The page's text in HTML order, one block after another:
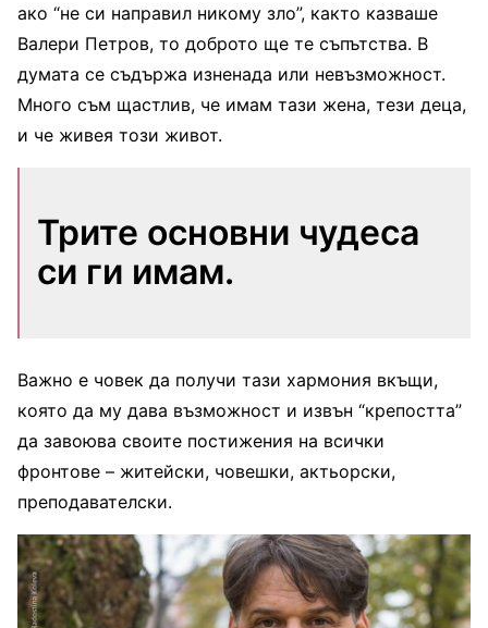
ако “не си направил никому зло”, както казваше
Валери Петров, то доброто ще те съпътства. В
думата се съдържа изненада или невъзможност.
Много съм щастлив, че имам тази жена, тези деца,
и че живея този живот.
Трите основни чудеса
си ги имам.
Важно е човек да получи тази хармония вкъщи,
която да му дава възможност и извън “крепостта”
да завоюва своите постижения на всички
фронтове – житейски, човешки, актьорски,
преподавателски.